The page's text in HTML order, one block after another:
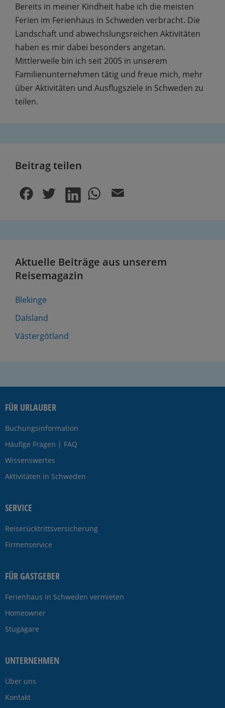
Bereits in meiner Kindheit habe ich die meisten
Ferien im Ferienhaus in Schweden verbracht. Die
Landschaft und abwechslungsreichen Aktivitäten
haben es mir dabei besonders angetan.
Mittlerweile bin ich seit 2005 in unserem
Familienunternehmen tätig und freue mich, mehr
über Aktivitäten und Ausflugsziele in Schweden zu
teilen.
Beitrag teilen
Aktuelle Beiträge aus unserem
Reisemagazin
Blekinge
Dalsland
Västergötland
FÜR URLAUBER
Buchungsinformation
Häufige Fragen | FAQ
Wissenswertes
Aktivitäten in Schweden
SERVICE
Reiserücktrittsversicherung
Firmenservice
FÜR GASTGEBER
Ferienhaus in Schweden vermieten
Homeowner
Stugägare
UNTERNEHMEN
Über uns
Kontakt